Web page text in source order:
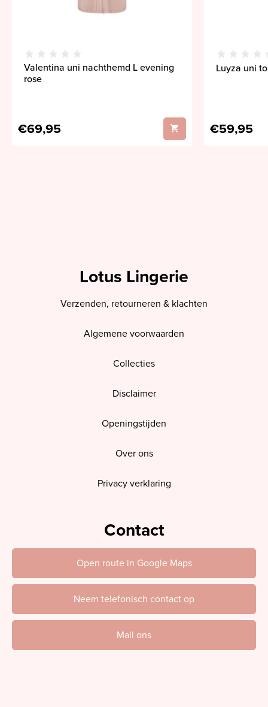
Valentina uni nachthemd L evening
rose
€69,95
Luyza uni
€59,95
Lotus Lingerie
Verzenden, retourneren & klachten
Algemene voorwaarden
Collecties
Disclaimer
Openingstijden
Over ons
Privacy verklaring
Contact
Open route in Google Maps
Neem telefonisch contact op
Mail ons